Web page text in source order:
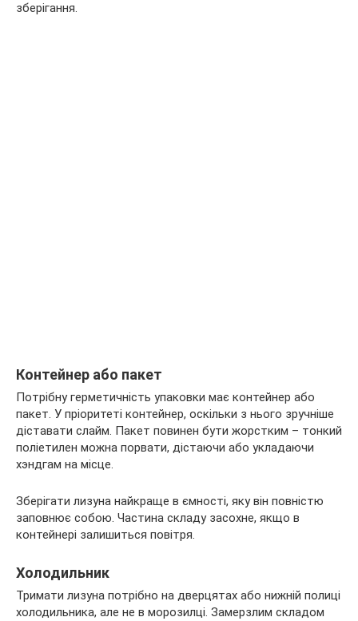
зберігання.
Контейнер або пакет
Потрібну герметичність упаковки має контейнер або
пакет. У пріоритеті контейнер, оскільки з нього зручніше
діставати слайм. Пакет повинен бути жорстким – тонкий
поліетилен можна порвати, дістаючи або укладаючи
хэндгам на місце.
Зберігати лизуна найкраще в ємності, яку він повністю
заповнює собою. Частина складу засохне, якщо в
контейнері залишиться повітря.
Холодильник
Тримати лизуна потрібно на дверцятах або нижній полиці
холодильника, але не в морозилці. Замерзлим складом